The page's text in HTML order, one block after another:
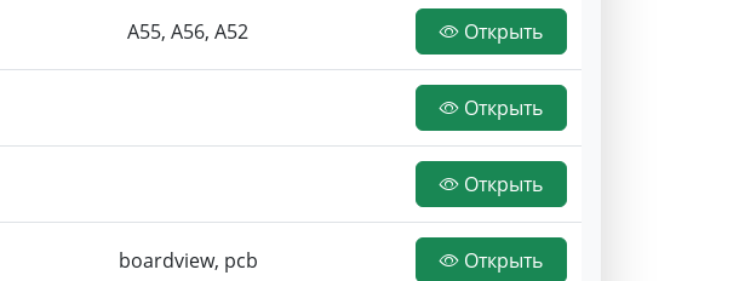
A55, A56, A52 Открыть
Открыть
Открыть
boardview, pcb Открыть